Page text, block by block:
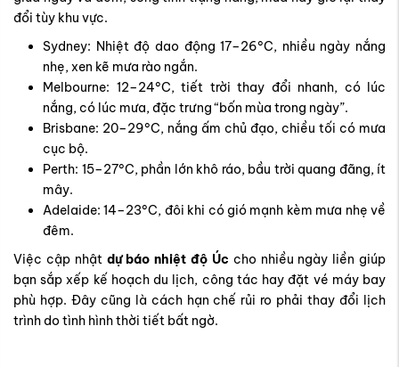
cục bộ.
Perth: 15–27°C, phần lớn khô ráo, bầu trời quang đãng, ít
mây.
Adelaide: 14–23°C, đôi khi có gió mạnh kèm mưa nhẹ về
đêm.
Việc cập nhậtdự báo nhiệt độ Úc
cho nhiều ngày liền giúp
bạn sắp xếp kế hoạch du lịch, công tác hay đặt vé máy bay
phù hợp. Đây cũng là cách hạn chế rủi ro phải thay đổi lịch
trình do tình hình thời tiết bất ngờ.